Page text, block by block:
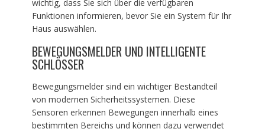
wichtig, dass Sie sich über die verfügbaren
Funktionen informieren, bevor Sie ein System für Ihr
Haus auswählen.
BEWEGUNGSMELDER UND INTELLIGENTE
SCHLÖSSER
Bewegungsmelder sind ein wichtiger Bestandteil
von modernen Sicherheitssystemen. Diese
Sensoren erkennen Bewegungen innerhalb eines
bestimmten Bereichs und können dazu verwendet